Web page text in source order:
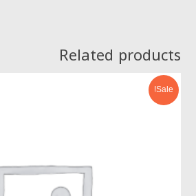
Related products
Sale!